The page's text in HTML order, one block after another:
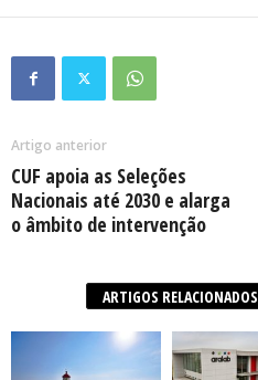
Artigo anterior
CUF apoia as Seleções
Nacionais até 2030 e alarga
o âmbito de intervenção
ARTIGOS RELACIONADOS